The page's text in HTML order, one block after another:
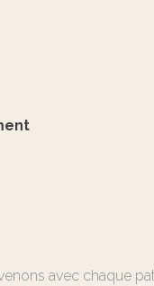
avec chaque